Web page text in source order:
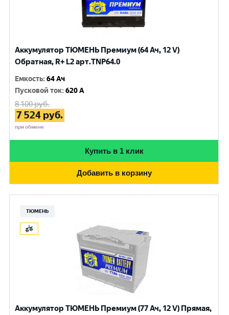
Аккумулятор ТЮМЕНЬ Премиум (64 Ач, 12 V)
Обратная, R+ L2 арт.TNP64.0
Емкость:64 Ач
Пусковой ток:620 A
8 100руб.
7 524 руб.
при обмене
Купить в 1 клик
Добавить в корзину
ТЮМЕНЬ
Аккумулятор ТЮМЕНЬ Премиум (77 Ач, 12 V) Прямая,